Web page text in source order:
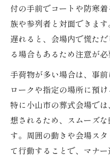
付の手前でコートや防寒
族や参列者と対面できま
遅れると、会場内で慌た
る場合もあるため注意が必
手荷物が多い場合は、事
ロークや指定の場所に預
特に小山市の葬式会場で
想されるため、スムーズ
す。周囲の動きや会場ス
て行動することで、マナー